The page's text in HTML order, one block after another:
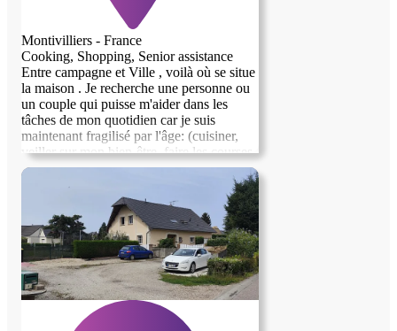
Montivilliers - France
Cooking, Shopping, Senior assistance
Entre campagne et Ville , voilà où se situe
la maison . Je recherche une personne ou
un couple qui puisse m'aider dans les
tâches de mon quotidien car je suis
maintenant fragilisé par l'âge: (cuisiner,
veiller sur mon bien-être, faire les courses
nécessaires, m'assister dans certains RDV
) ou tout simplement partager des journées
à la maison ensemble avec quelques jeux
de sociétés si je ne vais pas au club de
jour. De tempérament sociable et patient.e,
aimant la vie, ayant des valeurs sociales et
humaines, respectant la dignité de chacun.
Mes filles peuvent vous aider à définir
d'avantage ce dont j'ai besoin pour
continuer d'être heureux. Si vous aimez le
contact humain, si vous avez l'experience